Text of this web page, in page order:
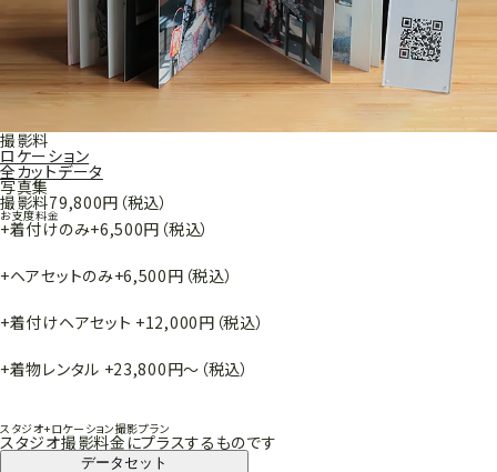
撮影料
ロケーション
全カットデータ
写真集
撮影料79,800円 （税込）
お支度料金
+着付けのみ+6,500円 （税込）
+ヘアセットのみ+6,500円 （税込）
+着付けヘアセット +12,000円 （税込）
+着物レンタル +23,800円～ （税込）
スタジオ+ロケーション撮影プラン
スタジオ撮影料金にプラスするものです
データセット